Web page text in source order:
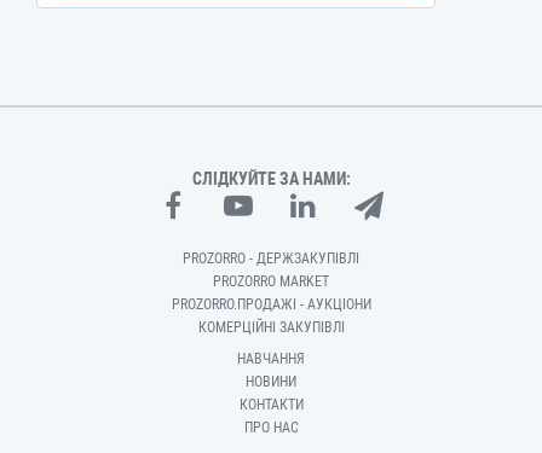
СЛІДКУЙТЕ ЗА НАМИ:
PROZORRO - ДЕРЖЗАКУПІВЛІ
PROZORRO MARKET
PROZORRO.ПРОДАЖІ - АУКЦІОНИ
КОМЕРЦІЙНІ ЗАКУПІВЛІ
НАВЧАННЯ
НОВИНИ
КОНТАКТИ
ПРО НАС